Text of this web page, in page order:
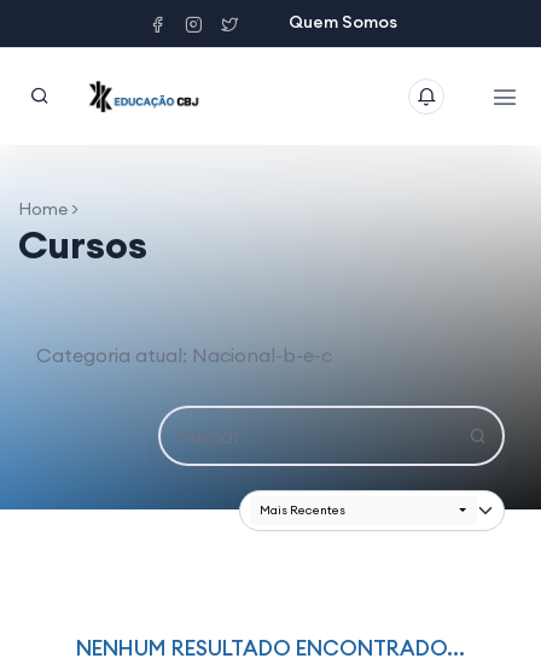
Quem Somos
Home >
Cursos
Categoria atual: Nacional-b-e-c
Mais Recentes
NENHUM RESULTADO ENCONTRADO...